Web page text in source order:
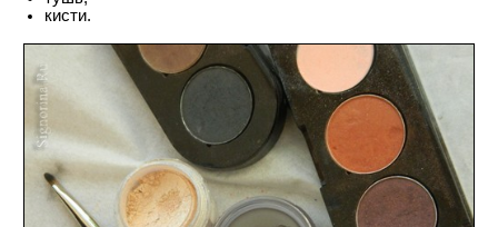
кисти.